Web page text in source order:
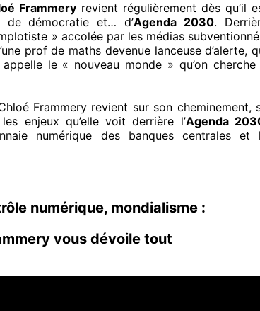
Frammery revient régulièrement dès qu’il
de démocratie et… d’Agenda 2030.
» accolée par les médias
prof de maths devenue lanceuse d’alerte,
le « nouveau monde » qu’on cherche
Frammery revient sur son cheminement,
enjeux qu’elle voit derrière l’Agenda
numérique des banques centrales et
numérique, mondialisme :
vous dévoile tout